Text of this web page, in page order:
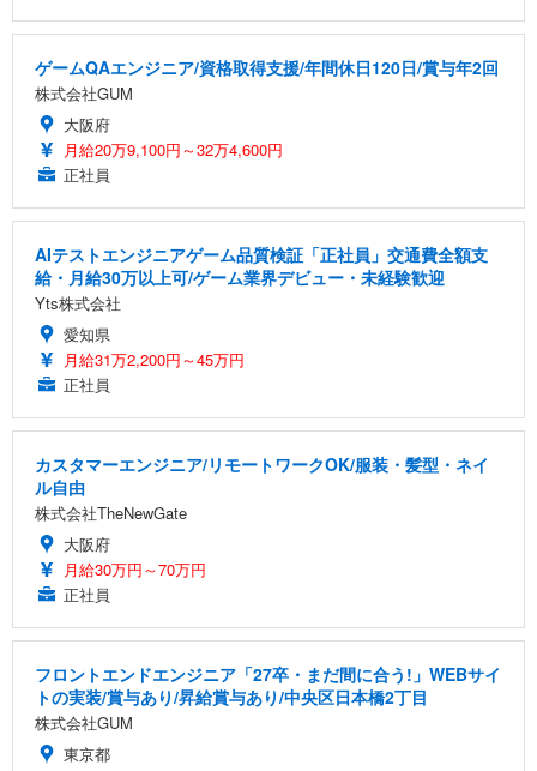
ゲームQAエンジニア/資格取得支援/年間休日120日/賞与年2回
株式会社GUM
大阪府
月給20万9,100円～32万4,600円
正社員
AIテストエンジニアゲーム品質検証「正社員」交通費全額支
給・月給30万以上可/ゲーム業界デビュー・未経験歓迎
Yts株式会社
愛知県
月給31万2,200円～45万円
正社員
カスタマーエンジニア/リモートワークOK/服装・髪型・ネイ
ル自由
株式会社TheNewGate
大阪府
月給30万円～70万円
正社員
フロントエンドエンジニア「27卒・まだ間に合う!」WEBサイ
トの実装/賞与あり/昇給賞与あり/中央区日本橋2丁目
株式会社GUM
東京都